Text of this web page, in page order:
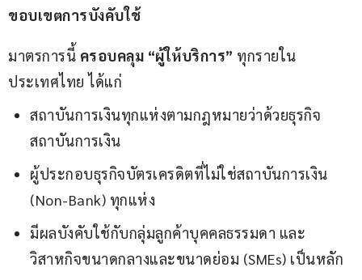
ขอบเขตการบังคับใช้
มาตรการนี้ ครอบคลุม “ผู้ให้บริการ” ทุกรายใน
ประเทศไทย ได้แก่
สถาบันการเงินทุกแห่งตามกฎหมายว่าด้วยธุรกิจ
สถาบันการเงิน
ผู้ประกอบธุรกิจบัตรเครดิตที่ไม่ใช่สถาบันการเงิน
(Non-Bank) ทุกแห่ง
มีผลบังคับใช้กับกลุ่มลูกค้าบุคคลธรรมดา และ
วิสาหกิจขนาดกลางและขนาดย่อม (SMEs) เป็นหลัก